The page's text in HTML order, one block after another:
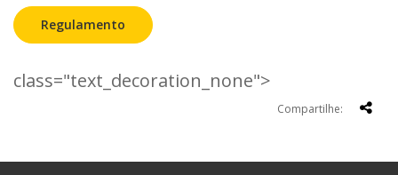
Regulamento
class="text_decoration_none">
Compartilhe: